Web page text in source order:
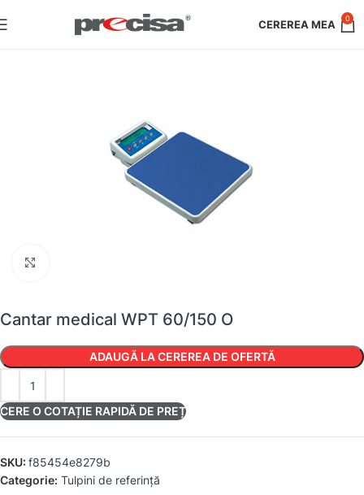
0
Cantar medical WPT 60/150 O
ADAUGĂ LA CEREREA DE OFERTĂ
CERE O COTAȚIE RAPIDĂ DE PREȚ
SKU: f85454e8279b
Categorie: Tulpini de referință